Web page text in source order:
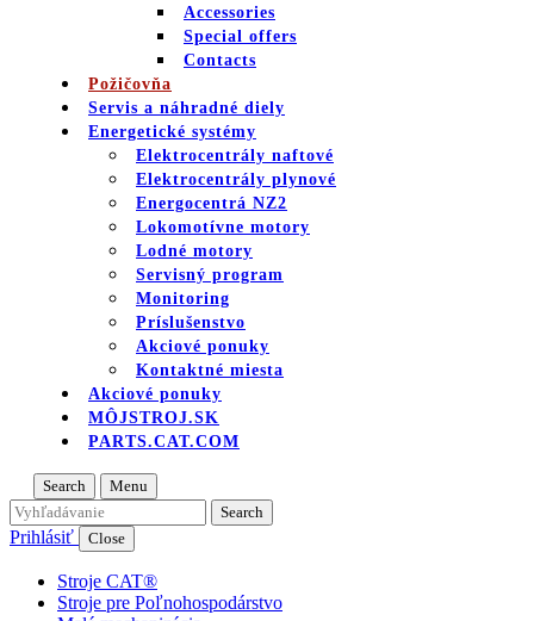
Accessories
Special offers
Contacts
Požičovňa
Servis a náhradné diely
Energetické systémy
Elektrocentrály naftové
Elektrocentrály plynové
Energocentrá NZ2
Lokomotívne motory
Lodné motory
Servisný program
Monitoring
Príslušenstvo
Akciové ponuky
Kontaktné miesta
Akciové ponuky
MÔJSTROJ.SK
PARTS.CAT.COM
Search Menu
Prihlásiť Close
Stroje CAT®
Stroje pre Poľnohospodárstvo